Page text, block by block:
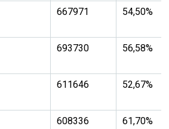
667971 54,50%
693730 56,58%
611646 52,67%
608336 61,70%